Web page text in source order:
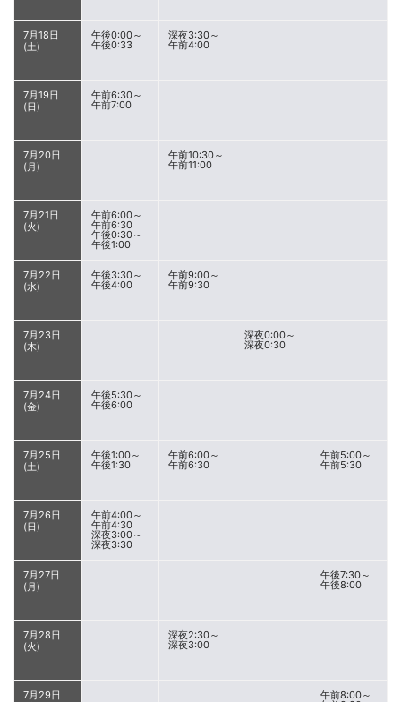
7月18日
(土)
午後0:00～
午後0:33
深夜3:30～
午前4:00
7月19日
(日)
午前6:30～
午前7:00
7月20日
(月)
午前10:30～
午前11:00
7月21日
(火)
午前6:00～
午前6:30
午後0:30～
午後1:00
7月22日
(水)
午後3:30～
午後4:00
午前9:00～
午前9:30
7月23日
(木)
深夜0:00～
深夜0:30
7月24日
(金)
午後5:30～
午後6:00
7月25日
(土)
午後1:00～
午後1:30
午前6:00～
午前6:30
午前5:00～
午前5:30
7月26日
(日)
午前4:00～
午前4:30
深夜3:00～
深夜3:30
7月27日
(月)
午後7:30～
午後8:00
7月28日
(火)
深夜2:30～
深夜3:00
7月29日
午前8:00～